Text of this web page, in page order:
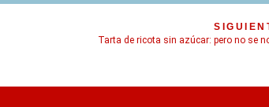
Tarta de ricota sin azúcar: pero no se